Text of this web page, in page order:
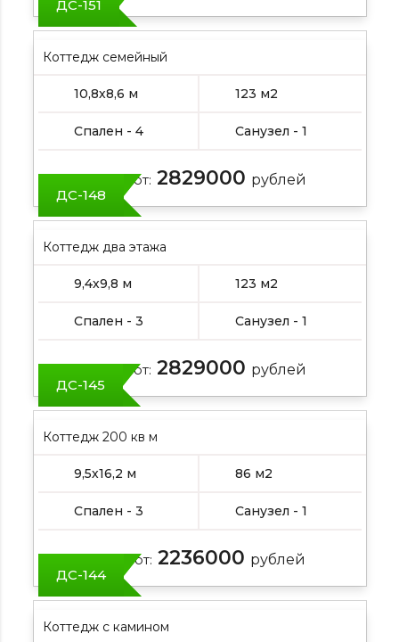
ДС-151
Коттедж семейный
10,8х8,6 м 123 м2
Спален - 4 Санузел - 1
Цена от: 2829000 рублей
ДС-148
Коттедж два этажа
9,4х9,8 м 123 м2
Спален - 3 Санузел - 1
Цена от: 2829000 рублей
ДС-145
Коттедж 200 кв м
9,5х16,2 м 86 м2
Спален - 3 Санузел - 1
Цена от: 2236000 рублей
ДС-144
Коттедж с камином